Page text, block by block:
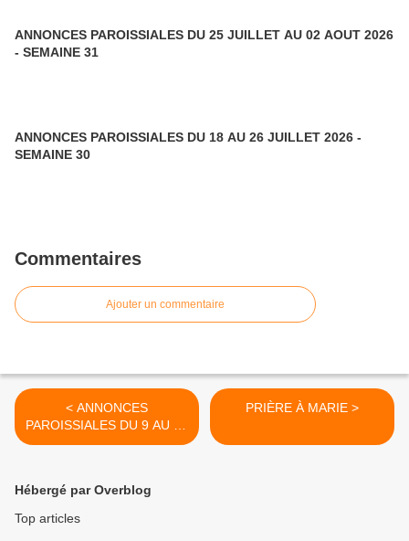
ANNONCES PAROISSIALES DU 25 JUILLET AU 02 AOUT 2026
- SEMAINE 31
ANNONCES PAROISSIALES DU 18 AU 26 JUILLET 2026 -
SEMAINE 30
Commentaires
Ajouter un commentaire
< ANNONCES
PAROISSIALES DU 9 AU 17
DÉCEMBRE 2023 -
PRIÈRE À MARIE >
Hébergé par Overblog
Top articles